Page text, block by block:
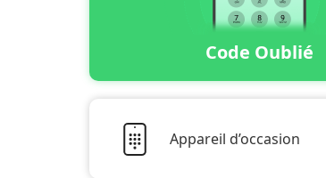
Code Oublié
Appareil d’occasion